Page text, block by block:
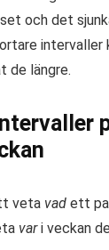
och det
intervaller
de längre.
veta vad ett
vari veckan